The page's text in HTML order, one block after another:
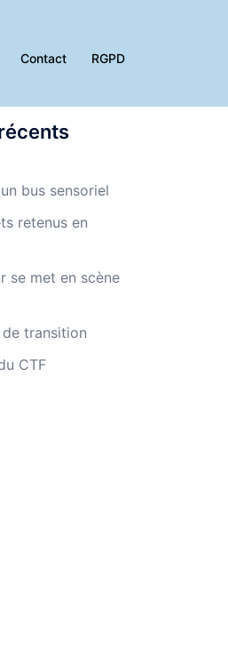
Contact RGPD
bus sensoriel
retenus en
se met en scène
transition
CTF